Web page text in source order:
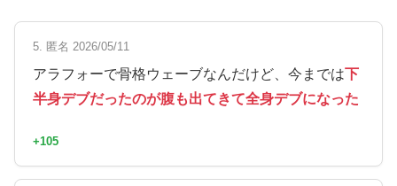
5. 匿名 2026/05/11
アラフォーで骨格ウェーブなんだけど、今までは下
半身デブだったのが腹も出てきて全身デブになった
+105